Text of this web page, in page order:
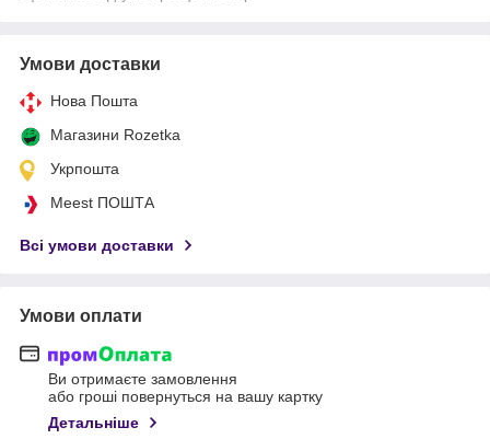
Умови доставки
Нова Пошта
Магазини Rozetka
Укрпошта
Meest ПОШТА
Всі умови доставки
Умови оплати
Ви отримаєте замовлення
або гроші повернуться на вашу картку
Детальніше